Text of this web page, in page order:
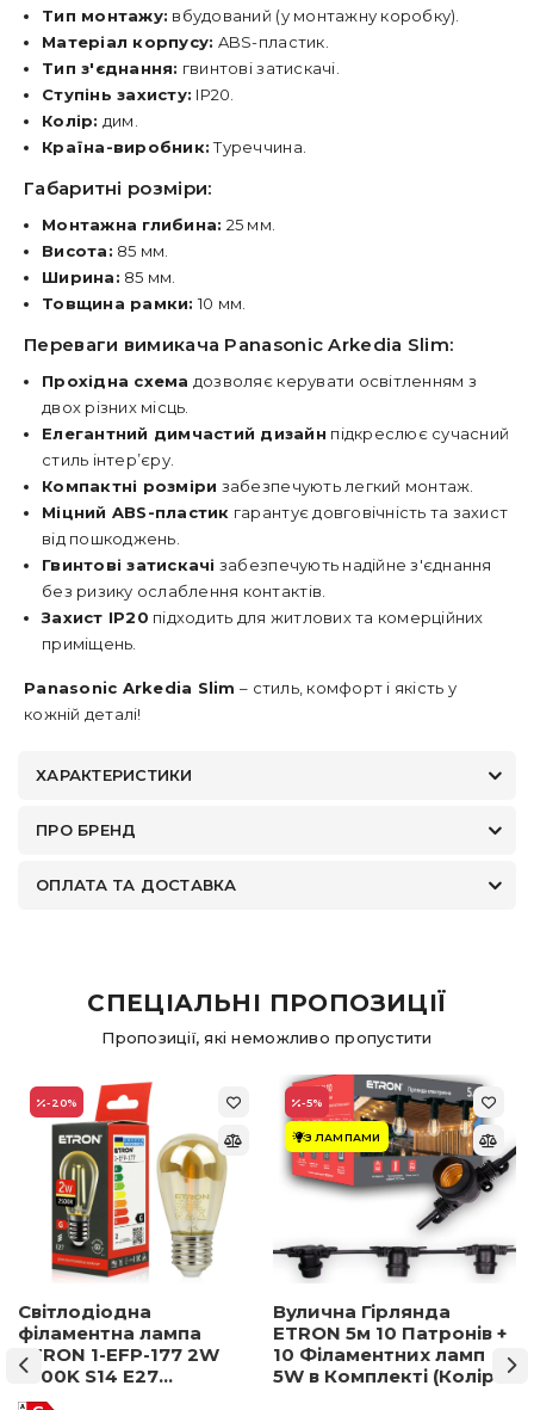
Тип монтажу: вбудований (у монтажну коробку).
Матеріал корпусу: ABS-пластик.
Тип з'єднання: гвинтові затискачі.
Ступінь захисту: IP20.
Колір: дим.
Країна-виробник:Туреччина.
Габаритні розміри:
Монтажна глибина: 25 мм.
Висота: 85 мм.
Ширина: 85 мм.
Товщина рамки: 10 мм.
Переваги вимикача Panasonic Arkedia Slim:
Прохідна схема дозволяє керувати освітленням з
двох різних місць.
Елегантний димчастий дизайн підкреслює сучасний
стиль інтер’єру.
Компактні розміри забезпечують легкий монтаж.
Міцний ABS-пластик гарантує довговічність та захист
від пошкоджень.
Гвинтові затискачі забезпечують надійне з'єднання
без ризику ослаблення контактів.
Захист IP20 підходить для житлових та комерційних
приміщень.
Panasonic Arkedia Slim – стиль, комфорт і якість у
кожній деталі!
ХАРАКТЕРИСТИКИ
ПРО БРЕНД
ОПЛАТА ТА ДОСТАВКА
СПЕЦІАЛЬНІ ПРОПОЗИЦІЇ
Пропозиції, які неможливо пропустити
-20%
Світлодіодна
філаментна лампа
ETRON 1-EFP-177 2W
2500K S14 E27
позолочене скло
-5%
З ЛАМПАМИ
Вулична Гірлянда
ETRON 5м 10 Патронів +
10 Філаментних ламп
5W в Комплекті (Колір